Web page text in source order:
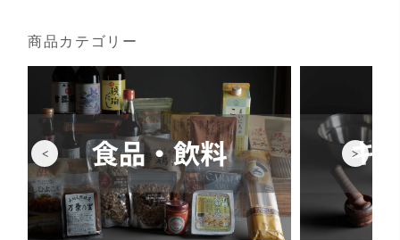
商品カテゴリー
< >